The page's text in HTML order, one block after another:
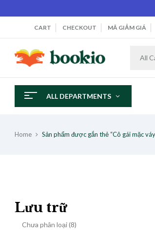
CART CHECKOUT MÃ GIẢM GIÁ
All
ALL DEPARTMENTS
Home Sản phẩm được gắn thẻ “Cô gái mặc
Lưu trữ
Chưa phân loại 88